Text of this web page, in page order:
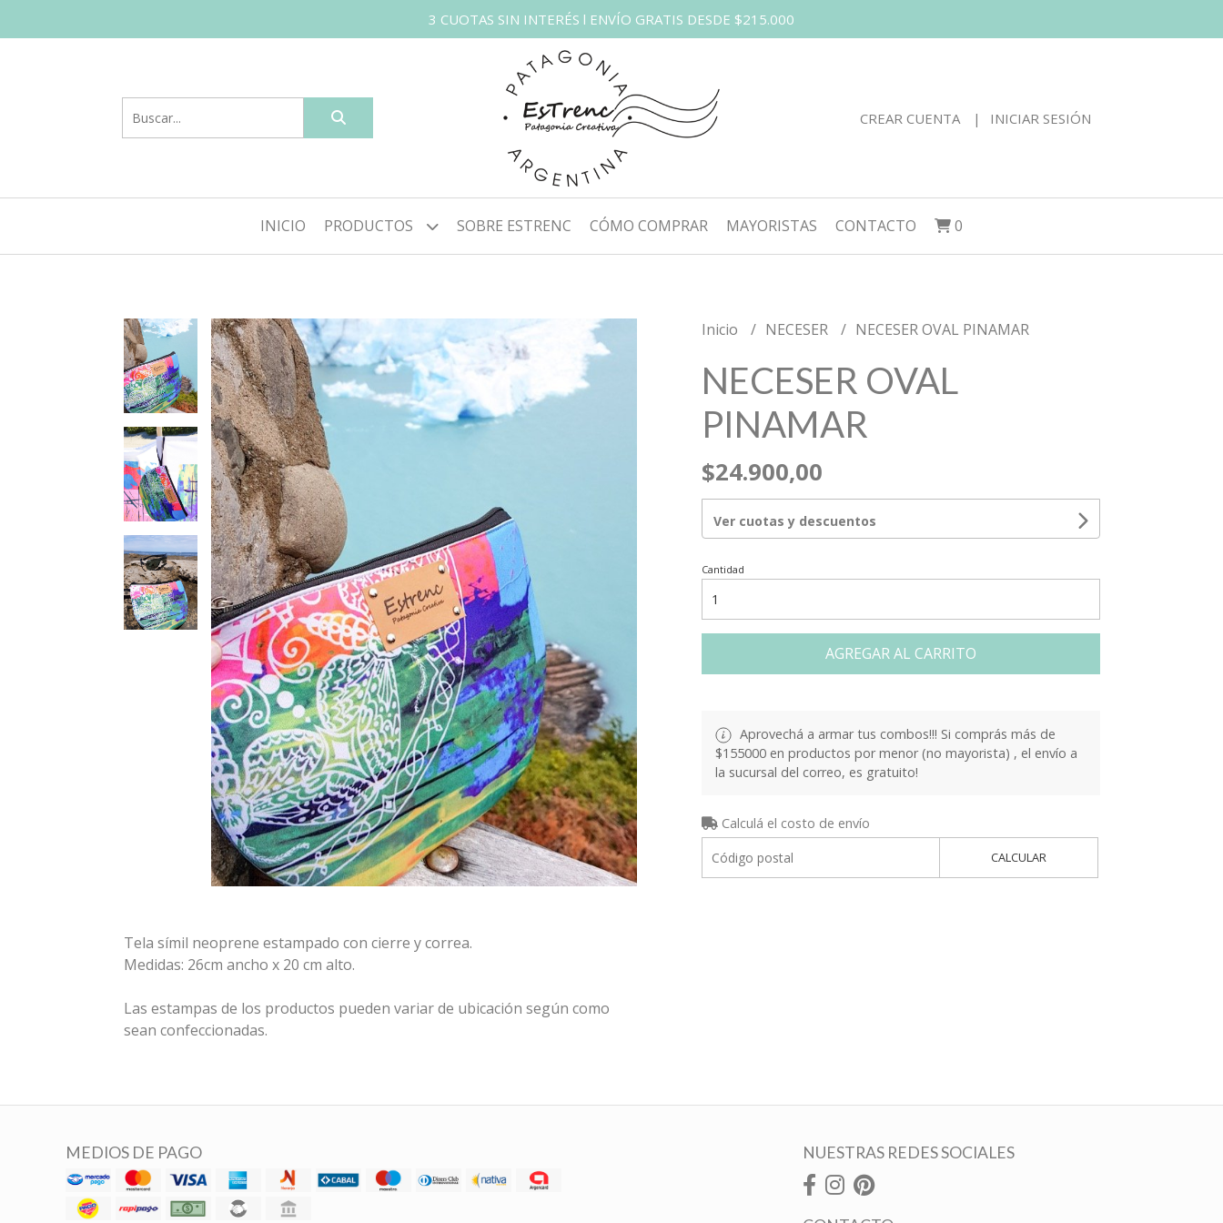
3 CUOTAS SIN INTERÉS l ENVÍO GRATIS DESDE $215.000
CREAR CUENTA INICIAR SESIÓN
INICIO PRODUCTOS SOBRE ESTRENC CÓMO COMPRAR MAYORISTAS CONTACTO 0
Tela símil neoprene estampado con cierre y correa.
Medidas: 26cm ancho x 20 cm alto.
Las estampas de los productos pueden variar de ubicación según como
sean confeccionadas.
Inicio NECESER NECESER OVAL PINAMAR
NECESER OVAL
PINAMAR
$24.900,00
Ver cuotas y descuentos
Cantidad
AGREGAR AL CARRITO
Aprovechá a armar tus combos!!! Si comprás más de
$155000 en productos por menor (no mayorista) , el envío a
la sucursal del correo, es gratuito!
Calculá el costo de envío
CALCULAR
MEDIOS DE PAGO NUESTRAS REDES SOCIALES